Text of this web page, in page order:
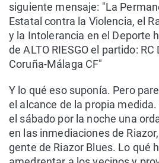
siguiente mensaje: "La
Estatal contra la Violencia, el
y la Intolerancia en el Deporte
de ALTO RIESGO el partido:
Coruña-Málaga CF"
Y lo qué eso suponía. Pero
el alcance de la propia
el sábado por la noche una
en las inmediaciones de
gente de Riazor Blues. Lo qué